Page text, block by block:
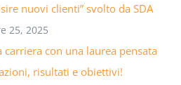
nuovi clienti” svolto da SDA
25, 2025
carriera con una laurea pensata
risultati e obiettivi!